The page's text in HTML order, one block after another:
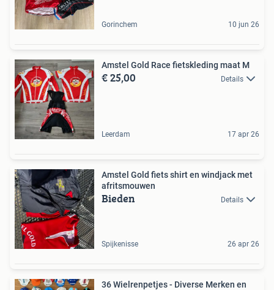
Gorinchem 10 jun 26
Amstel Gold Race fietskleding maat M
€ 25,00 Details
Leerdam 17 apr 26
Amstel Gold fiets shirt en windjack met
afritsmouwen
Bieden Details
Spijkenisse 26 apr 26
36 Wielrenpetjes - Diverse Merken en